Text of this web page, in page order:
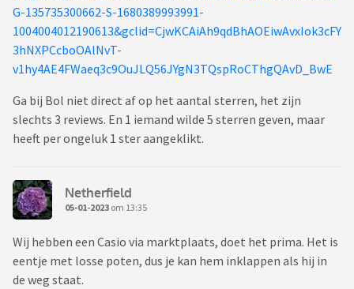
G-135735300662-S-1680389993991-
1004004012190613&gclid=CjwKCAiAh9qdBhAOEiwAvxIok3cFY
3hNXPCcboOAlNvT-
v1hy4AE4FWaeq3c9OuJLQ56JYgN3TQspRoCThgQAvD_BwE
Ga bij Bol niet direct af op het aantal sterren, het zijn
slechts 3 reviews. En 1 iemand wilde 5 sterren geven, maar
heeft per ongeluk 1 ster aangeklikt.
Netherfield
05-01-2023 om 13:35
Wij hebben een Casio via marktplaats, doet het prima. Het is
eentje met losse poten, dus je kan hem inklappen als hij in
de weg staat.